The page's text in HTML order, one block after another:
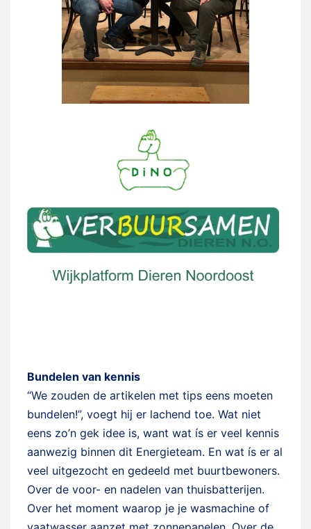
Bundelen van kennis
“We zouden de artikelen met tips eens moeten
bundelen!”, voegt hij er lachend toe. Wat niet
eens zo’n gek idee is, want wat ís er veel kennis
aanwezig binnen dit Energieteam. En wat ís er al
veel uitgezocht en gedeeld met buurtbewoners.
Over de voor- en nadelen van thuisbatterijen.
Over het moment waarop je je wasmachine of